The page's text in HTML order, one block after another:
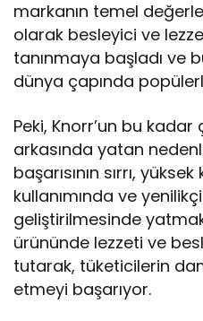
markanın temel
olarak besleyici ve
tanınmaya başladı ve
dünya çapında
Peki, Knorr’un bu
arkasında yatan
başarısının sırrı,
kullanımında ve
geliştirilmesinde
ürününde lezzeti ve
tutarak, tüketicilerin
etmeyi başarıyor.